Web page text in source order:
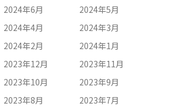
2024年6月
2024年5月
2024年4月
2024年3月
2024年2月
2024年1月
2023年12月
2023年11月
2023年10月
2023年9月
2023年8月
2023年7月